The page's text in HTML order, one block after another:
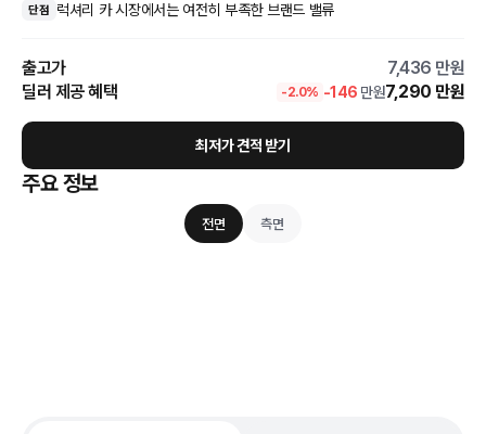
단점 럭셔리 카 시장에서는 여전히 부족한 브랜드 밸류
출고가 7,436 만원
딜러 제공 혜택
-2.0% -146 만원7,290 만원
최저가 견적 받기
주요 정보
전면 측면